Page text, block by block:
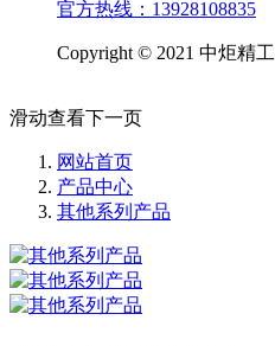
官方热线：13928108835
Copyright © 2021 中炬精工
滑动查看下一页
网站首页
产品中心
其他系列产品